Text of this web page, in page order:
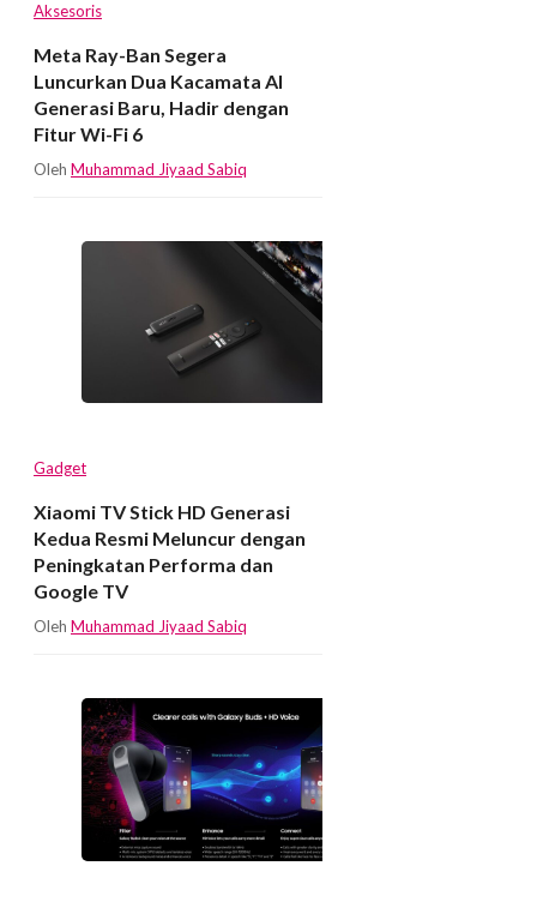
Aksesoris
Meta Ray-Ban Segera
Luncurkan Dua Kacamata AI
Generasi Baru, Hadir dengan
Fitur Wi-Fi 6
Oleh Muhammad Jiyaad Sabiq
Gadget
Xiaomi TV Stick HD Generasi
Kedua Resmi Meluncur dengan
Peningkatan Performa dan
Google TV
Oleh Muhammad Jiyaad Sabiq